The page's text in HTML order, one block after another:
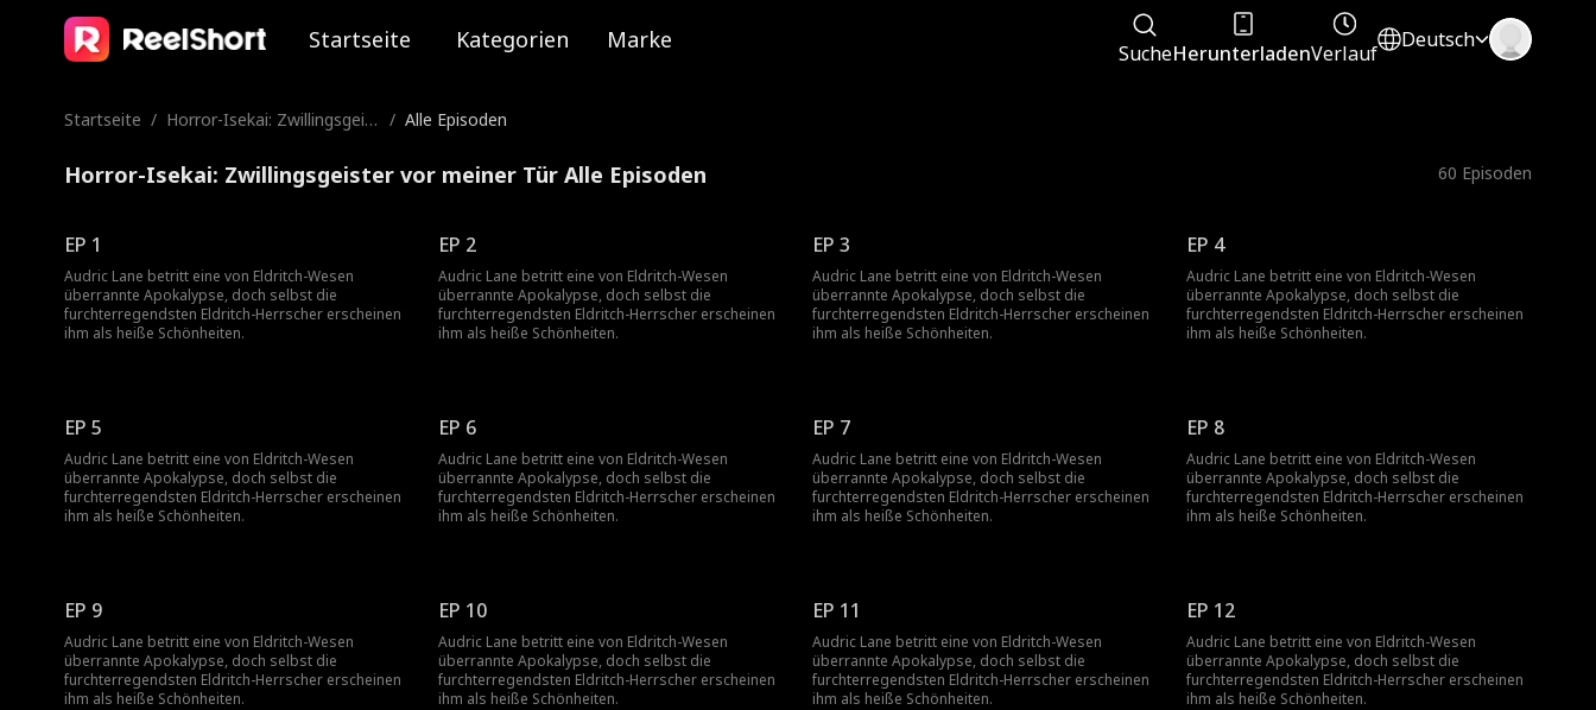
Startseite Kategorien Marke SucheHerunterladenVerlauf
Deutsch
Startseite / Horror-Isekai: Zwillingsgeist / Alle Episoden
Horror-Isekai: Zwillingsgeister vor meiner Tür Alle Episoden 60 Episoden
EP 1
Audric Lane betritt eine von Eldritch-Wesen
überrannte Apokalypse, doch selbst die
furchterregendsten Eldritch-Herrscher erscheinen
ihm als heiße Schönheiten.
EP 2
Audric Lane betritt eine von Eldritch-Wesen
überrannte Apokalypse, doch selbst die
furchterregendsten Eldritch-Herrscher erscheinen
ihm als heiße Schönheiten.
EP 3
Audric Lane betritt eine von Eldritch-Wesen
überrannte Apokalypse, doch selbst die
furchterregendsten Eldritch-Herrscher erscheinen
ihm als heiße Schönheiten.
EP 4
Audric Lane betritt eine von Eldritch-Wesen
überrannte Apokalypse, doch selbst die
furchterregendsten Eldritch-Herrscher erscheinen
ihm als heiße Schönheiten.
EP 5
Audric Lane betritt eine von Eldritch-Wesen
überrannte Apokalypse, doch selbst die
furchterregendsten Eldritch-Herrscher erscheinen
ihm als heiße Schönheiten.
EP 6
Audric Lane betritt eine von Eldritch-Wesen
überrannte Apokalypse, doch selbst die
furchterregendsten Eldritch-Herrscher erscheinen
ihm als heiße Schönheiten.
EP 7
Audric Lane betritt eine von Eldritch-Wesen
überrannte Apokalypse, doch selbst die
furchterregendsten Eldritch-Herrscher erscheinen
ihm als heiße Schönheiten.
EP 8
Audric Lane betritt eine von Eldritch-Wesen
überrannte Apokalypse, doch selbst die
furchterregendsten Eldritch-Herrscher erscheinen
ihm als heiße Schönheiten.
EP 9
Audric Lane betritt eine von Eldritch-Wesen
überrannte Apokalypse, doch selbst die
furchterregendsten Eldritch-Herrscher erscheinen
ihm als heiße Schönheiten.
EP 10
Audric Lane betritt eine von Eldritch-Wesen
überrannte Apokalypse, doch selbst die
furchterregendsten Eldritch-Herrscher erscheinen
ihm als heiße Schönheiten.
EP 11
Audric Lane betritt eine von Eldritch-Wesen
überrannte Apokalypse, doch selbst die
furchterregendsten Eldritch-Herrscher erscheinen
ihm als heiße Schönheiten.
EP 12
Audric Lane betritt eine von Eldritch-Wesen
überrannte Apokalypse, doch selbst die
furchterregendsten Eldritch-Herrscher erscheinen
ihm als heiße Schönheiten.